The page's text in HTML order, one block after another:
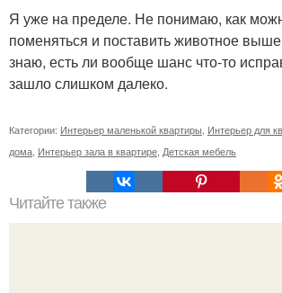
Я уже на пределе. Не понимаю, как
поменяться и поставить животное
знаю, есть ли вообще шанс что-то
зашло слишком далеко.
Категории: Интерьер маленькой квартиры Интерьер для
дома Интерьер зала в квартире Детская мебель
Читайте также